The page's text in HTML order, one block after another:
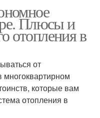
Плюсы и
отопления в
от
многоквартирном
которые вам
отопления в